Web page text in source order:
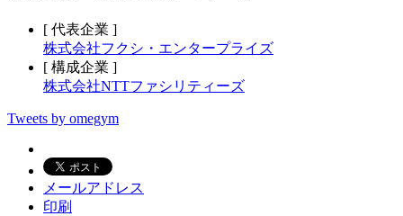
[ 代表企業 ]
株式会社フクシ・エンタープライズ
[ 構成企業 ]
株式会社NTTファシリティーズ
Tweets by omegym
メールアドレス
印刷